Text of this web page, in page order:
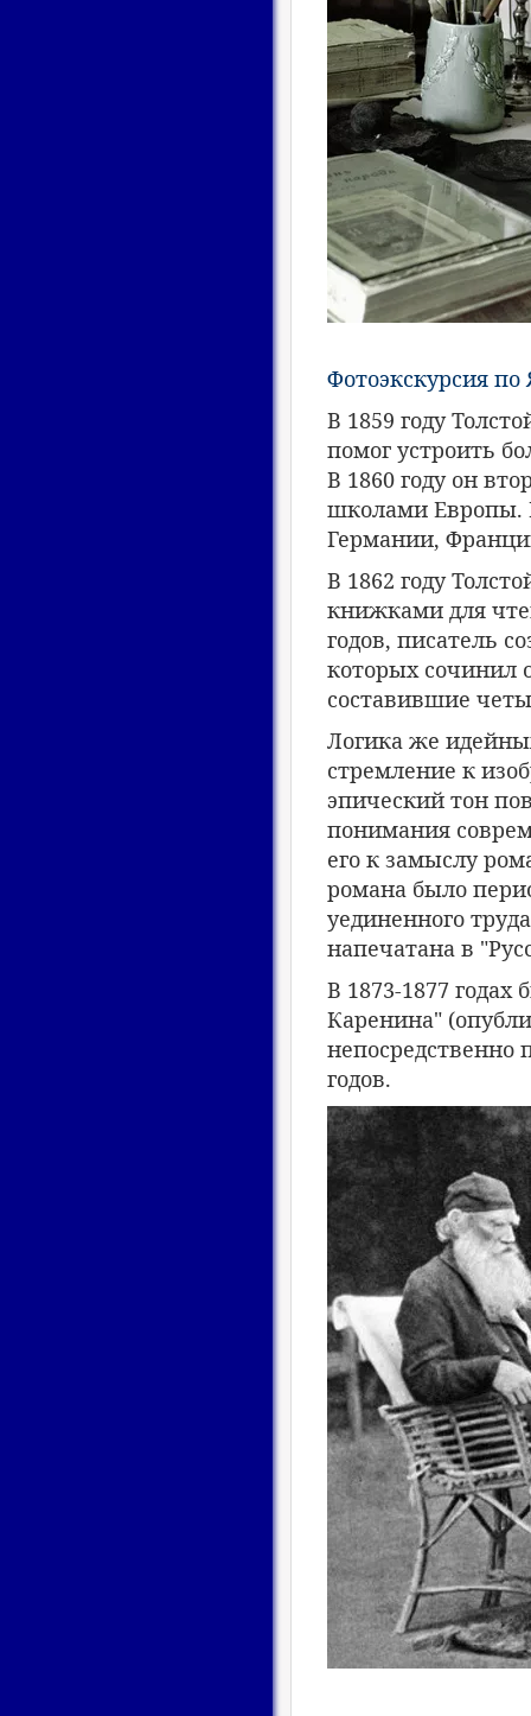
Фотоэкскурсия
В 1859 году
помог устроить
В 1860 году он
школами Европы.
Германии,
В 1862 году
книжками для
годов, писатель
которых сочинил
составившие
Логика же
стремление к
эпический тон
понимания
его к замыслу
романа было
уединенного
напечатана в
В 1873-1877
Каренина"
непосредственно
годов.